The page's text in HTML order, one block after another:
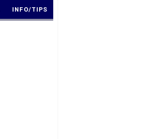
INFO/TIPS